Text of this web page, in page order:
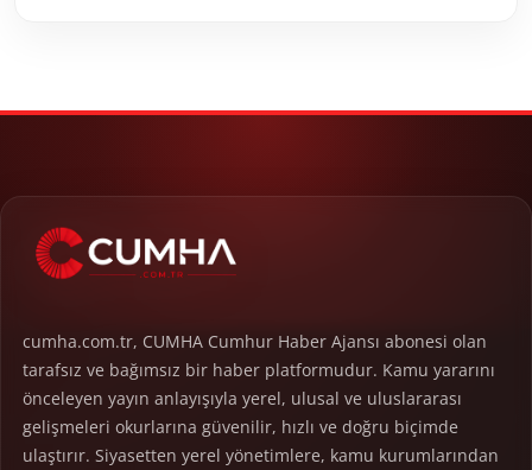
cumha.com.tr, CUMHA Cumhur Haber Ajansı abonesi olan
tarafsız ve bağımsız bir haber platformudur. Kamu yararını
önceleyen yayın anlayışıyla yerel, ulusal ve uluslararası
gelişmeleri okurlarına güvenilir, hızlı ve doğru biçimde
ulaştırır. Siyasetten yerel yönetimlere, kamu kurumlarından